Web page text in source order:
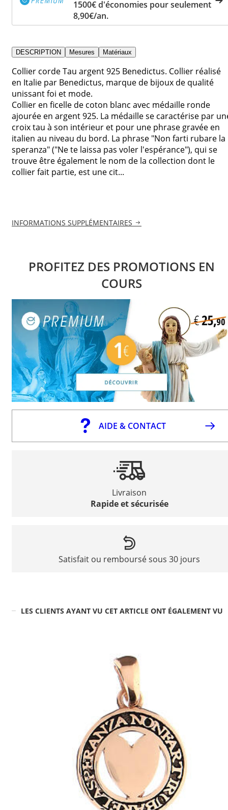
1500€ d'économies pour seulement
8,90€/an.
DESCRIPTION Mesures Matériaux
Collier corde Tau argent 925 Benedictus. Collier réalisé
en Italie par Benedictus, marque de bijoux de qualité
unissant foi et mode.
Collier en ficelle de coton blanc avec médaille ronde
ajourée en argent 925. La médaille se caractérise par
croix tau à son intérieur et pour une phrase gravée en
italien au niveau du bord. La phrase "Non farti rubare la
speranza" ("Ne te laissa pas voler l'espérance"), qui se
trouve être également le nom de la collection dont le
collier fait partie, est une cit...
INFORMATIONS SUPPLÉMENTAIRES
PROFITEZ DES PROMOTIONS EN
COURS
AIDE & CONTACT
Livraison
Rapide et sécurisée
Satisfait ou remboursé sous 30 jours
LES CLIENTS AYANT VU CET ARTICLE ONT ÉGALEMENT VU